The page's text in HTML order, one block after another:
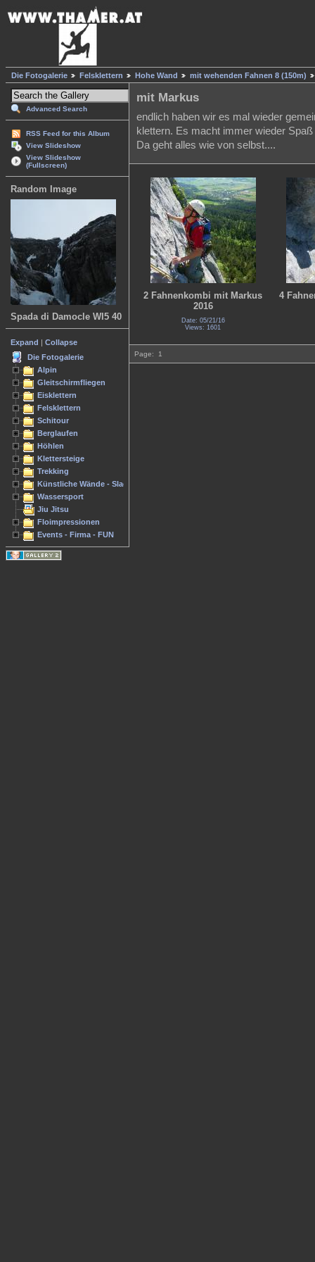
Die Fotogalerie Felsklettern Hohe Wand mit wehenden Fahnen 8 (150m)
Advanced Search
RSS Feed for this Album
View Slideshow
View Slideshow
(Fullscreen)
Random Image
Spada di Damocle WI5 40
Expand
Collapse
Die Fotogalerie
Alpin
Gleitschirmfliegen
Eisklettern
Felsklettern
Schitour
Berglaufen
Höhlen
Klettersteige
Trekking
Künstliche Wände - Slacken
Wassersport
Jiu Jitsu
Floimpressionen
Events - Firma - FUN
mit Markus
endlich haben wir es mal wieder
klettern. Es macht immer wieder
Da geht alles wie von selbst....
2 Fahnenkombi mit Markus
2016
Date: 05/21/16
Views: 1601
4
Page: 1